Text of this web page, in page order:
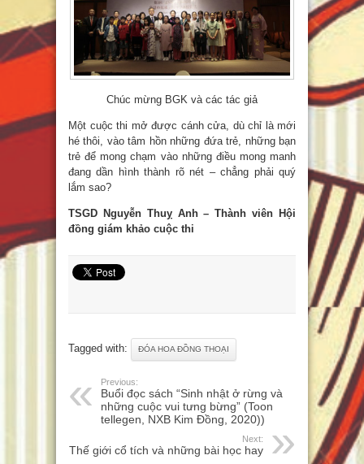
Chúc mừng BGK và các tác giả
Một cuộc thi mở được cánh cửa, dù chỉ là mới
hé thôi, vào tâm hồn những đứa trẻ, những bạn
trẻ để mong chạm vào những điều mong manh
đang dần hình thành rõ nét – chẳng phải quý
lắm sao?
TSGD Nguyễn Thuỵ Anh – Thành viên Hội
đồng giám khảo cuộc thi
Tagged with: ĐÓA HOA ĐỒNG THOẠI
Previous:
Buổi đọc sách “Sinh nhật ở rừng và
những cuộc vui tưng bừng” (Toon
tellegen, NXB Kim Đồng, 2020))
Next:
Thế giới cổ tích và những bài học hay